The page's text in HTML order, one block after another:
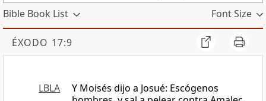
Bible Book List Font Size
ÉXODO 17:9
LBLA
Y Moisés dijo a Josué: Escógenos